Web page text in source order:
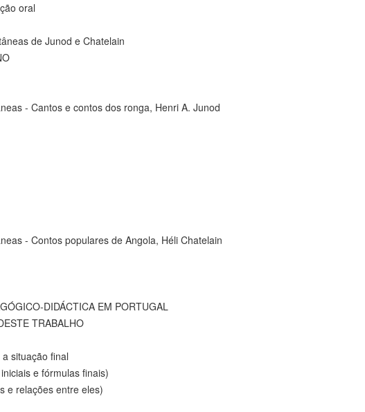
oral
de Junod e Chatelain
- Cantos e contos dos ronga, Henri A. Junod
- Contos populares de Angola, Héli Chatelain
DIDÁCTICA EM PORTUGAL
TRABALHO
situação final
e fórmulas finais)
e relações entre eles)